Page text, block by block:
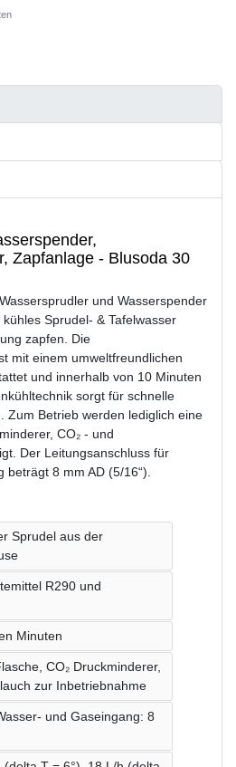
Zapfanlage - Blusoda 30
und Wasserspender
Sprudel- & Tafelwasser
zapfen. Die
mit einem umweltfreundlichen
und innerhalb von 10 Minuten
sorgt für schnelle
Zum Betrieb werden lediglich eine
CO₂ - und
Der Leitungsanschluss für
beträgt 8 mm AD (5/16“).
Sprudel aus der
R290 und
Minuten
CO₂ Druckminderer,
zur Inbetriebnahme
und Gaseingang: 8